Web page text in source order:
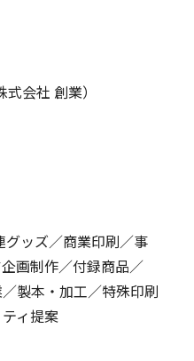
会社 創業）
ッズ／商業印刷／事
画制作／付録商品／
製本・加工／特殊印刷
ィ提案